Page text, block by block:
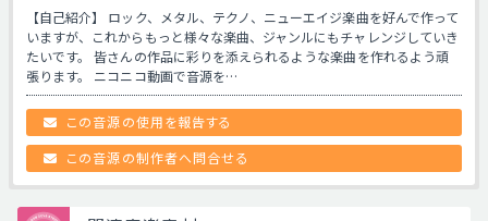
【自己紹介】 ロック、メタル、テクノ、ニューエイジ楽曲を好んで作って
いますが、これからもっと様々な楽曲、ジャンルにもチャレンジしていき
たいです。 皆さんの作品に彩りを添えられるような楽曲を作れるよう頑
張ります。 ニコニコ動画で音源を…
この音源の使用を報告する
この音源の制作者へ問合せる